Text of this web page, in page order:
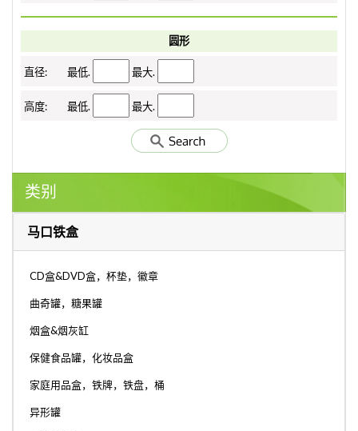
圆形
直径: 最低. 最大.
高度: 最低. 最大.
类别
马口铁盒
CD盒&DVD盒，杯垫，徽章
曲奇罐，糖果罐
烟盒&烟灰缸
保健食品罐，化妆品盒
家庭用品盒，铁牌，铁盘，桶
异形罐